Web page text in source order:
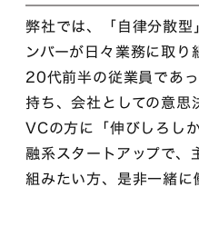
弊社では、「自律分散
ンバーが日々業務に取り
20代前半の従業員であ
持ち、会社としての意思
VCの方に「伸びしろし
融系スタートアップで、
組みたい方、是非一緒に